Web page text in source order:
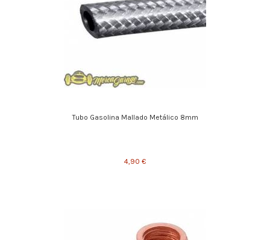
Tubo Gasolina Mallado Metálico 8mm
4,90 €